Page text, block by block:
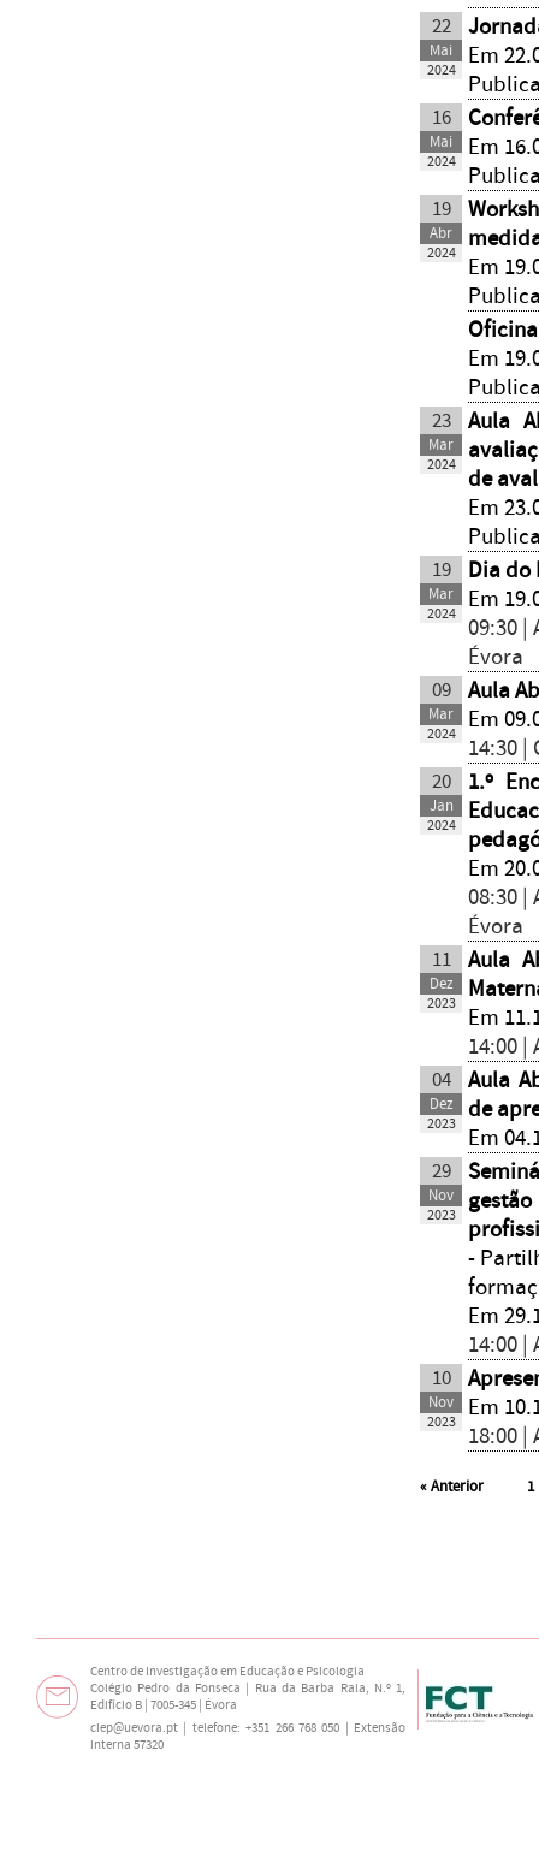
22
Mai
2024
Em
16
Mai
2024
Em
19
Abr
2024
Em
Em
23
Mar
2024
Aula
de
Em
19
Mar
2024
Dia do
Em
09:30 |
Évora
09
Mar
2024
Aula
Em
14:30 |
20
Jan
2024
1.º
Em
08:30 |
Évora
11
Dez
2023
Aula
Em
14:00 |
04
Dez
2023
Aula
de
Em
29
Nov
2023
-
Em
14:00 |
10
Nov
2023
Em
18:00 |
«Anterior 1
Centro de Investigação em Educação e Psicologia
Colégio Pedro da Fonseca | Rua da Barba Rala, N.º 1,
Edifício B | 7005-345 | Évora
ciep@uevora.pt | telefone: +351 266 768 050 | Extensão
interna 57320